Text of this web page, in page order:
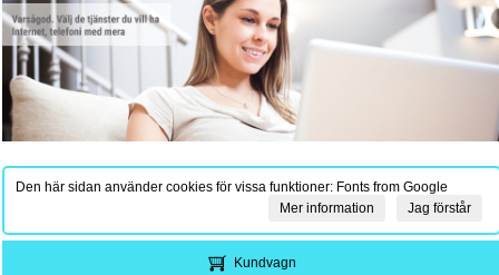
Den här sidan använder cookies för vissa funktioner: Fonts from Google
Jag förstår
Mer information
Kundvagn